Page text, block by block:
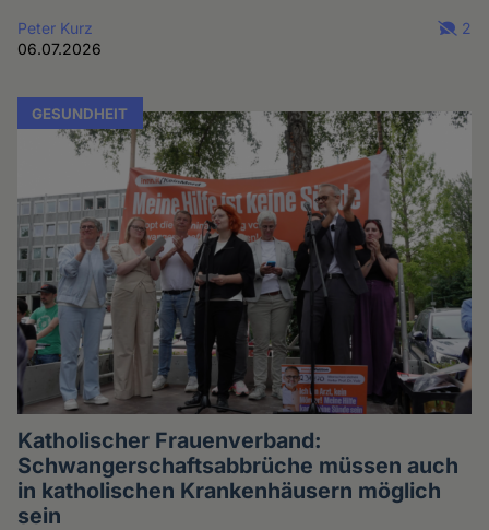
Peter Kurz
06.07.2026
2
GESUNDHEIT
Katholischer Frauenverband:
Schwangerschaftsabbrüche müssen auch
in katholischen Krankenhäusern möglich
sein